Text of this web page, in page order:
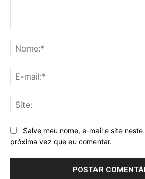
Salve meu nome, e-mail e site
próxima vez que eu comentar.